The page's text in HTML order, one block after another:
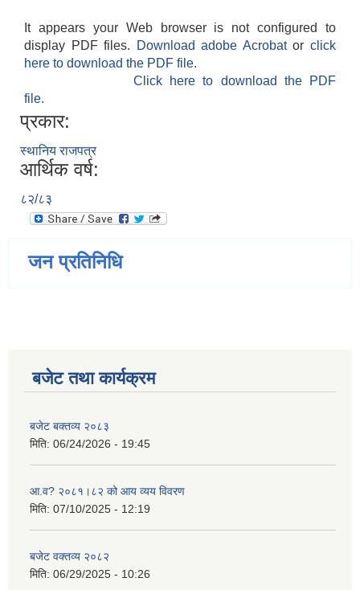
It appears your Web browser is not configured to
display PDF files.
Download adobe Acrobatorclick
here to download the PDF file.
Click here to download the PDF
file.
प्रकार:
स्थानिय राजपत्र
आर्थिक वर्ष:
८२/८३
जन प्रतिनिधि
बजेट तथा कार्यक्रम
बजेट बक्तव्य २०८३
मिति: 06/24/2026 - 19:45
आ.व? २०८१।८२ को आय व्यय विवरण
मिति: 07/10/2025 - 12:19
बजेट वक्तव्य २०८२
मिति: 06/29/2025 - 10:26